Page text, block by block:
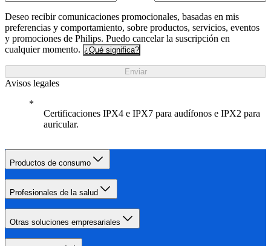
Deseo recibir comunicaciones promocionales, basadas en mis
preferencias y comportamiento, sobre productos, servicios, eventos
y promociones de Philips. Puedo cancelar la suscripción en
cualquier momento. ¿Qué significa?
Enviar
Avisos legales
Certificaciones IPX4 e IPX7 para audífonos e IPX2 para
auricular.
Productos de consumo
Profesionales de la salud
Otras soluciones empresariales